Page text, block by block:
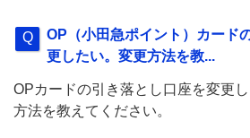
OP（小田急ポイント）カード
更したい。変更方法を教...
OPカードの引き落とし口座を変更
方法を教えてください。